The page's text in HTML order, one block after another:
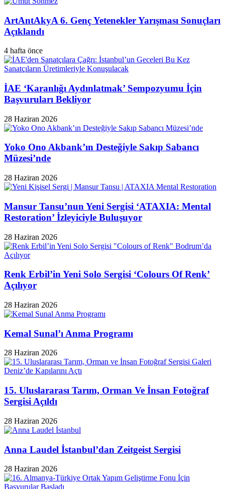
ArtAntAkyA 6. Genç Yetenekler Yarışması Sonuçları
Açıklandı
4 hafta önce
İAE ‘Karanlığı Aydınlatmak’ Sempozyumu İçin
Başvuruları Bekliyor
28 Haziran 2026
Yoko Ono Akbank’ın Desteğiyle Sakıp Sabancı
Müzesi’nde
28 Haziran 2026
Mansur Tansu’nun Yeni Sergisi ‘ATAXIA: Mental
Restoration’ İzleyiciyle Buluşuyor
28 Haziran 2026
Renk Erbil’in Yeni Solo Sergisi ‘Colours Of Renk’
Açılıyor
28 Haziran 2026
Kemal Sunal’ı Anma Programı
28 Haziran 2026
15. Uluslararası Tarım, Orman Ve İnsan Fotoğraf
Sergisi Açıldı
28 Haziran 2026
Anna Laudel İstanbul’dan Zeitgeist Sergisi
28 Haziran 2026